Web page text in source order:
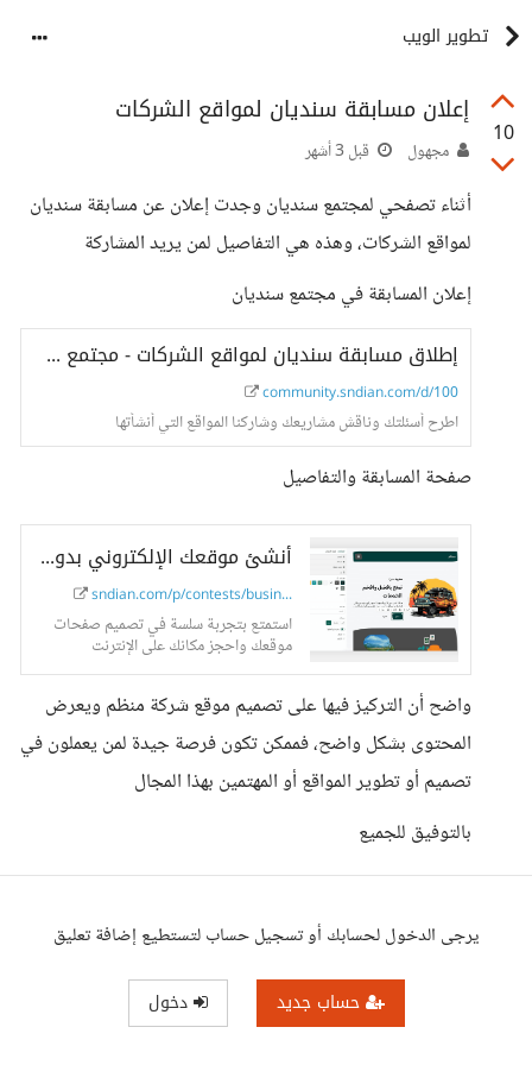
تطوير الويب
10
إعلان مسابقة سنديان لمواقع الشركات
مجهول قبل 3 أشهر
أثناء تصفحي لمجتمع سنديان وجدت إعلان عن مسابقة سنديان
لمواقع الشركات، وهذه هي التفاصيل لمن يريد المشاركة
إعلان المسابقة في مجتمع سنديان
إطلاق مسابقة سنديان لمواقع الشركات - مجتمع سنديان
community.sndian.com/d/100
اطرح أسئلتك وناقش مشاريعك وشاركنا المواقع التي أنشأتها
صفحة المسابقة والتفاصيل
أنشئ موقعك الإلكتروني بدون خبرة برمجية
sndian.com/p/contests/busin...
استمتع بتجربة سلسة في تصميم صفحات
موقعك واحجز مكانك على الإنترنت
واضح أن التركيز فيها على تصميم موقع شركة منظم ويعرض
المحتوى بشكل واضح، فممكن تكون فرصة جيدة لمن يعملون في
تصميم أو تطوير المواقع أو المهتمين بهذا المجال
بالتوفيق للجميع
يرجى الدخول لحسابك أو تسجيل حساب لتستطيع إضافة تعليق
حساب جديد دخول